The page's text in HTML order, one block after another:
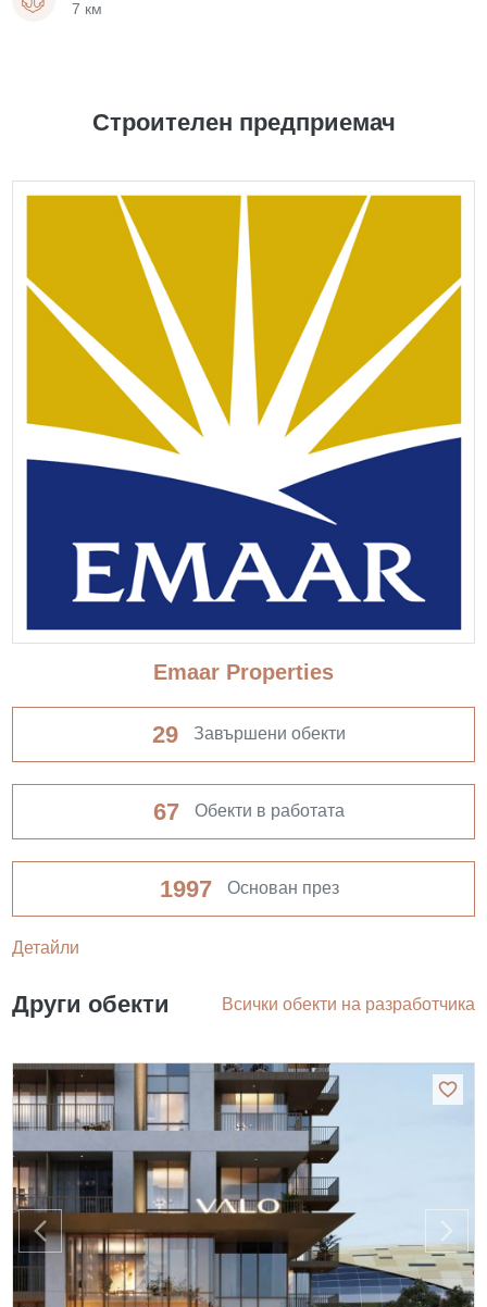
7 км
Строителен предприемач
Emaar Properties
29 Завършени обекти
67 Обекти в работата
1997 Основан през
Детайли
Други обекти Всички обекти на разработчика